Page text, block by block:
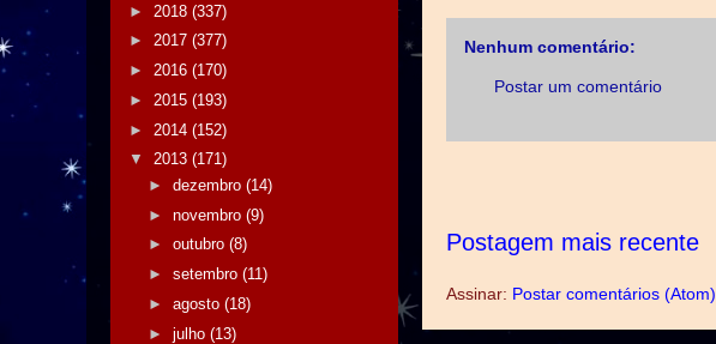
Nenhum comentário:
Postar um comentário
Postagem mais recente
Assinar: Postar comentários (Atom)
► 2018 (337)
► 2017 (377)
► 2016 (170)
► 2015 (193)
► 2014 (152)
▼ 2013 (171)
► dezembro (14)
► novembro (9)
► outubro (8)
► setembro (11)
► agosto (18)
► julho (13)